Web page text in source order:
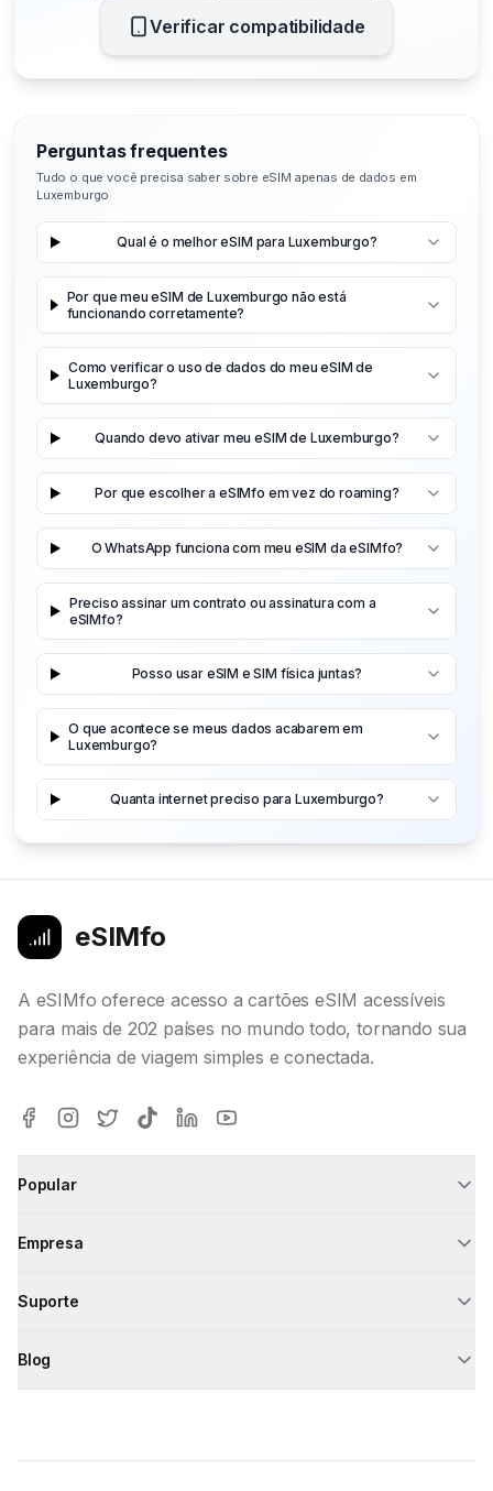
Verificar compatibilidade
Perguntas frequentes
Tudo o que você precisa saber sobre eSIM apenas de dados em
Luxemburgo
Qual é o melhor eSIM para Luxemburgo?
Por que meu eSIM de Luxemburgo não está
funcionando corretamente?
Como verificar o uso de dados do meu eSIM de
Luxemburgo?
Quando devo ativar meu eSIM de Luxemburgo?
Por que escolher a eSIMfo em vez do roaming?
O WhatsApp funciona com meu eSIM da eSIMfo?
Preciso assinar um contrato ou assinatura com a
eSIMfo?
Posso usar eSIM e SIM física juntas?
O que acontece se meus dados acabarem em
Luxemburgo?
Quanta internet preciso para Luxemburgo?
eSIMfo
A eSIMfo oferece acesso a cartões eSIM acessíveis
para mais de 202 países no mundo todo, tornando sua
experiência de viagem simples e conectada.
Popular
Empresa
Suporte
Blog